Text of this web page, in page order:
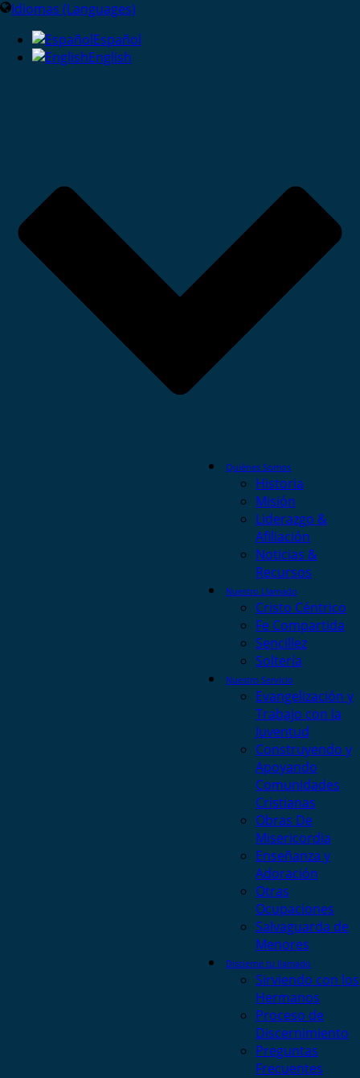
Idiomas (Languages)
Español
English
Quiénes Somos
Historia
Misión
Liderazgo &
Afiliación
Noticias &
Recursos
Nuestro Llamado
Cristo Céntrico
Fe Compartida
Sencillez
Soltería
Nuestro Servicio
Evangelización y
Trabajo con la
Juventud
Construyendo y
Apoyando
Comunidades
Cristianas
Obras De
Misericordia
Enseñanza y
Adoración
Otras
Ocupaciones
Salvaguarda de
Menores
Discierne tu llamado
Sirviendo con los
Hermanos
Proceso de
Discernimiento
Preguntas
Frecuentes